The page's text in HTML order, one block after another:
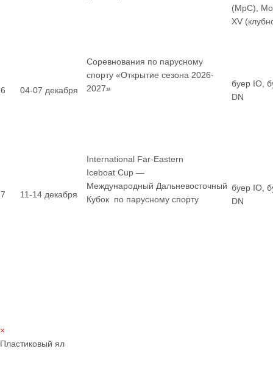
(МрС),
XV
6 04-07 декабря
Соревнования по парусному
спорту «Открытие сезона 2026-
2027»
буер IO,
DN
7 11-14 декабря
International Far-Eastern
Iceboat Cup —
Международный Дальневосточный
Кубок по парусному спорту
буер IO,
DN
×
Пластиковый ял